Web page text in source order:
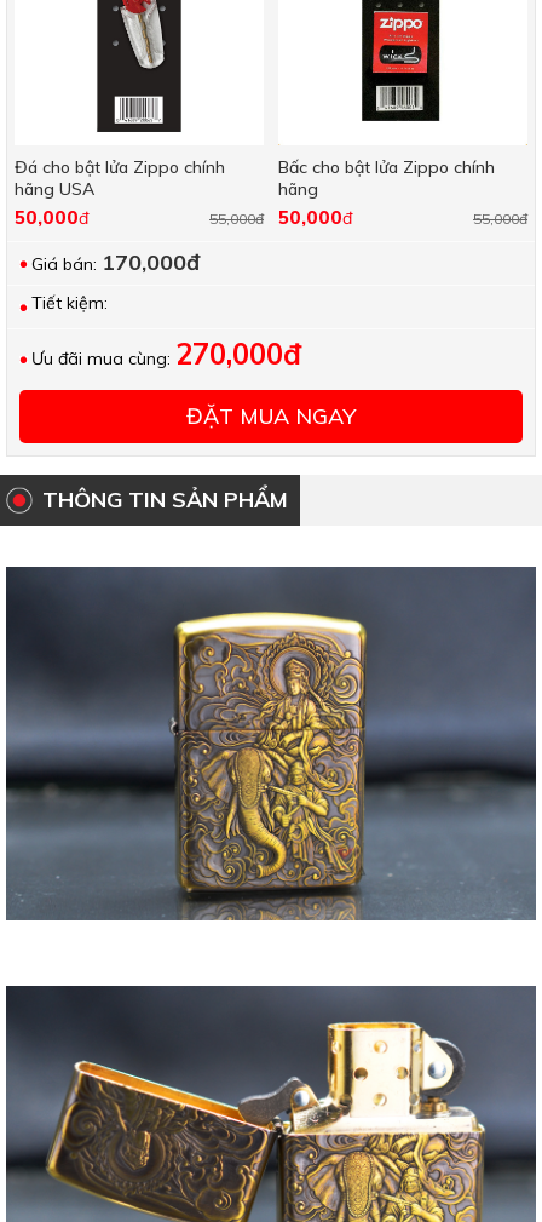
Đá cho bật lửa Zippo chính
hãng USA
55,000đ
50,000đ
Bấc cho bật lửa Zippo chính
hãng
55,000đ
50,000đ
Giá bán: 170,000đ
Tiết kiệm:
Ưu đãi mua cùng: 270,000đ
ĐẶT MUA NGAY
THÔNG TIN SẢN PHẨM